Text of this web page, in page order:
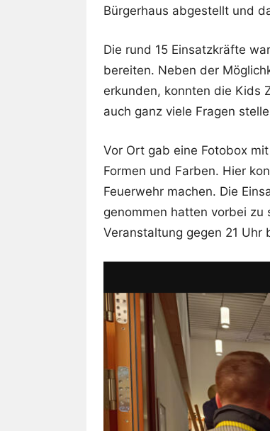
Bürgerhaus abgestellt und
Die rund 15 Einsatzkräfte
bereiten. Neben der
erkunden, konnten die Kids
auch ganz viele Fragen
Vor Ort gab eine Fotobox
Formen und Farben. Hier
Feuerwehr machen. Die
genommen hatten vorbei zu
Veranstaltung gegen 21